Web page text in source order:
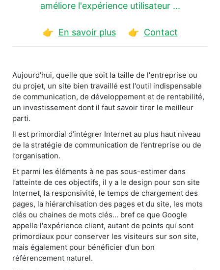
améliore l'expérience utilisateur ...
👉 En savoir plus 👉 Contact
Aujourd’hui, quelle que soit la taille de l'entreprise ou
du projet, un site bien travaillé est l'outil indispensable
de communication, de développement et de rentabilité,
un investissement dont il faut savoir tirer le meilleur
parti.
Il est primordial d’intégrer Internet au plus haut niveau
de la stratégie de communication de l’entreprise ou de
l’organisation.
Et parmi les éléments à ne pas sous-estimer dans
l’atteinte de ces objectifs, il y a le design pour son site
Internet, la responsivité, le temps de chargement des
pages, la hiérarchisation des pages et du site, les mots
clés ou chaines de mots clés... bref ce que Google
appelle l'expérience client, autant de points qui sont
primordiaux pour conserver les visiteurs sur son site,
mais également pour bénéficier d'un bon
référencement naturel.